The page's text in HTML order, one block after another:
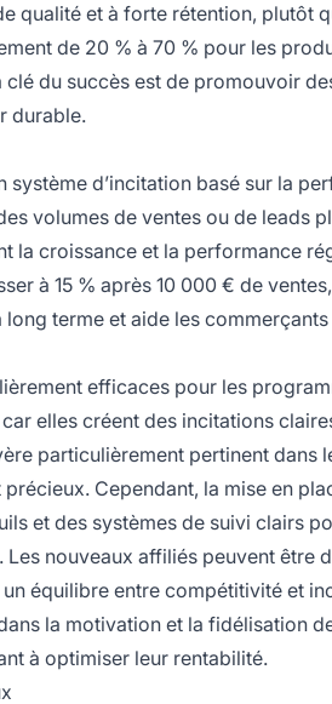
qualité et à forte rétention, plutôt
de 20 % à 70 % pour les
du succès est de promouvoir
durable.
système d’incitation basé sur la
volumes de ventes ou de leads
la croissance et la performance
à 15 % après 10 000 € de
terme et aide les
efficaces pour les
elles créent des incitations
particulièrement pertinent dans
Cependant, la mise en
et des systèmes de suivi clairs
nouveaux affiliés peuvent être
équilibre entre compétitivité et
la motivation et la fidélisation
à optimiser leur rentabilité.